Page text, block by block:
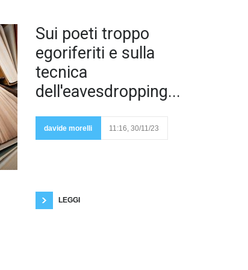
Sui poeti troppo
egoriferiti e sulla
tecnica
dell'eavesdropping...
davide morelli 11:16, 30/11/23
LEGGI